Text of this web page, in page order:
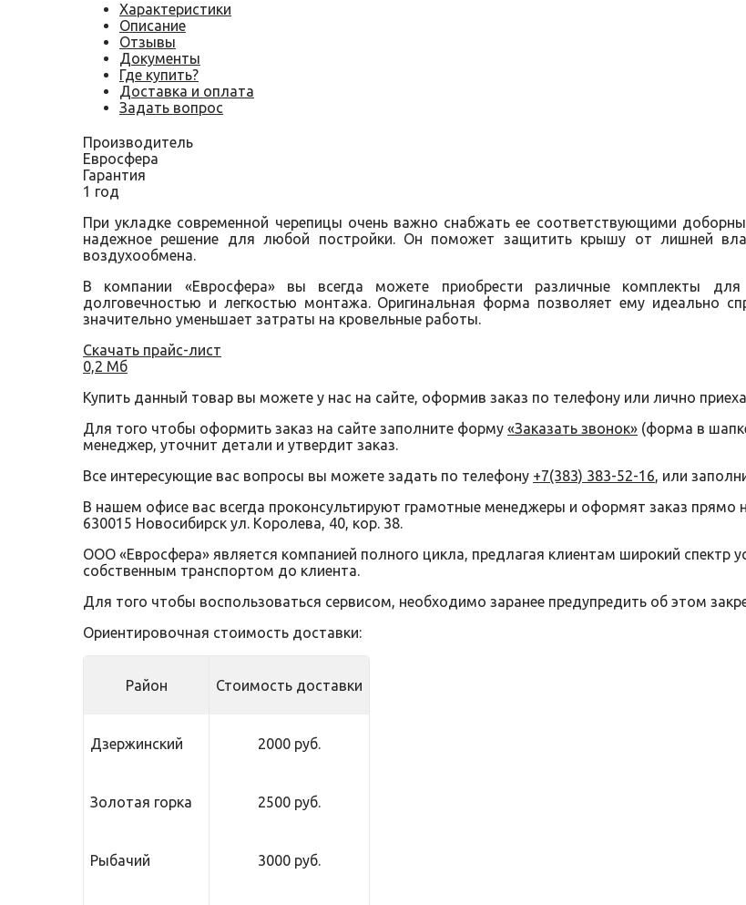
Характеристики
Описание
Отзывы
Документы
Где купить?
Доставка и оплата
Задать вопрос
Производитель
Евросфера
Гарантия
1 год
При укладке современной черепицы очень важно снабжать ее соответствующими
надежное решение для любой постройки. Он поможет защитить крышу от лишней
воздухообмена.
В компании «Евросфера» вы всегда можете приобрести различные комплекты для
долговечностью и легкостью монтажа. Оригинальная форма позволяет ему идеально
значительно уменьшает затраты на кровельные работы.
Скачать прайс-лист
0,2 Мб
Купить данный товар вы можете у нас на сайте, оформив заказ по телефону или лично
Для того чтобы оформить заказ на сайте заполните форму «Заказать звонок» (форма в
менеджер, уточнит детали и утвердит заказ.
Все интересующие вас вопросы вы можете задать по телефону +7(383) 383-52-16, или
В нашем офисе вас всегда проконсультируют грамотные менеджеры и оформят заказ прямо
630015 Новосибирск ул. Королева, 40, кор. 38.
ООО «Евросфера» является компанией полного цикла, предлагая клиентам широкий спектр
собственным транспортом до клиента.
Для того чтобы воспользоваться сервисом, необходимо заранее предупредить об этом
Ориентировочная стоимость доставки:
Район Стоимость доставки
Дзержинский 2000 руб.
Золотая горка 2500 руб.
Рыбачий 3000 руб.